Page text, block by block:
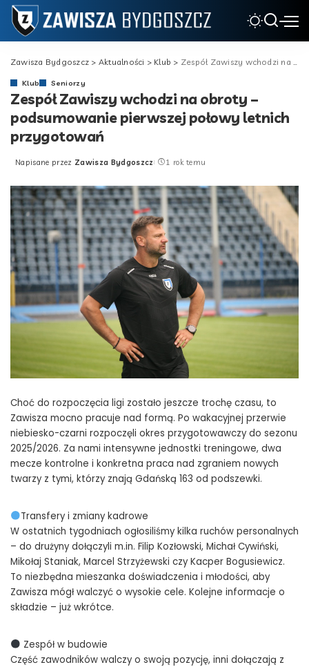
Zawisza Bydgoszcz > Aktualności > Klub > Zespół Zawiszy wchodzi na obroty – podsumowanie pierwszej połowy letnich przygotowań
Klub Seniorzy
Zespół Zawiszy wchodzi na obroty –
podsumowanie pierwszej połowy letnich
przygotowań
Posted
Napisane przez Zawisza Bydgoszcz 1 rok temu
Choć do rozpoczęcia ligi zostało jeszcze trochę czasu, to
Zawisza mocno pracuje nad formą. Po wakacyjnej przerwie
niebiesko-czarni rozpoczęli okres przygotowawczy do sezonu
2025/2026. Za nami intensywne jednostki treningowe, dwa
mecze kontrolne i konkretna praca nad zgraniem nowych
twarzy z tymi, którzy znają Gdańską 163 od podszewki.
Transfery i zmiany kadrowe
W ostatnich tygodniach ogłosiliśmy kilka ruchów personalnych
– do drużyny dołączyli m.in. Filip Kozłowski, Michał Cywiński,
Mikołaj Staniak, Marcel Strzyżewski czy Kacper Bogusiewicz.
To niezbędna mieszanka doświadczenia i młodości, aby
Zawisza mógł walczyć o wysokie cele. Kolejne informacje o
składzie – już wkrótce.
Zespół w budowie
Część zawodników walczy o swoją pozycję, inni dołączają z